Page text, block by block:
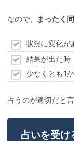
なので、 まったく
状況に変化が
結果が出た時
少なくとも1
占うのが適切だと言
占いを受け